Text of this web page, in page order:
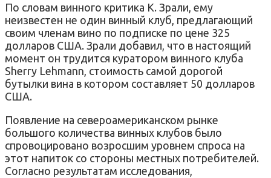
По словам винного критика К. Зрали, ему
неизвестен не один винный клуб, предлагающий
своим членам вино по подписке по цене 325
долларов США. Зрали добавил, что в настоящий
момент он трудится куратором винного клуба
Sherry Lehmann, стоимость самой дорогой
бутылки вина в котором составляет 50 долларов
США.
Появление на североамериканском рынке
большого количества винных клубов было
спровоцировано возросшим уровнем спроса на
этот напиток со стороны местных потребителей.
Согласно результатам исследования,